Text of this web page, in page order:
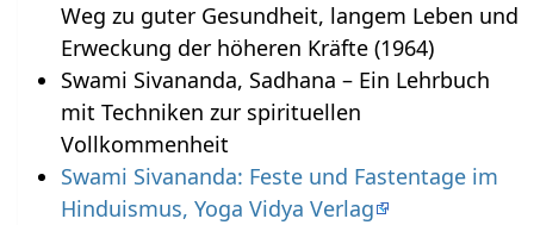
Weg zu guter Gesundheit, langem Leben und
Erweckung der höheren Kräfte (1964)
Swami Sivananda, Sadhana – Ein Lehrbuch
mit Techniken zur spirituellen
Vollkommenheit
Swami Sivananda: Feste und Fastentage im
Hinduismus, Yoga Vidya Verlag